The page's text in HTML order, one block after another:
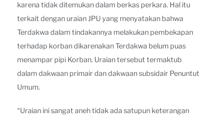
karena tidak ditemukan dalam berkas perkara. Hal itu
terkait dengan uraian JPU yang menyatakan bahwa
Terdakwa dalam tindakannya melakukan pembekapan
terhadap korban dikarenakan Terdakwa belum puas
menampar pipi Korban. Uraian tersebut termaktub
dalam dakwaan primair dan dakwaan subsidair Penuntut
Umum.
“Uraian ini sangat aneh tidak ada satupun keterangan